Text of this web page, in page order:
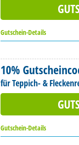
Gutschein-Details
10%
für Teppich- &
Gutschein-Details